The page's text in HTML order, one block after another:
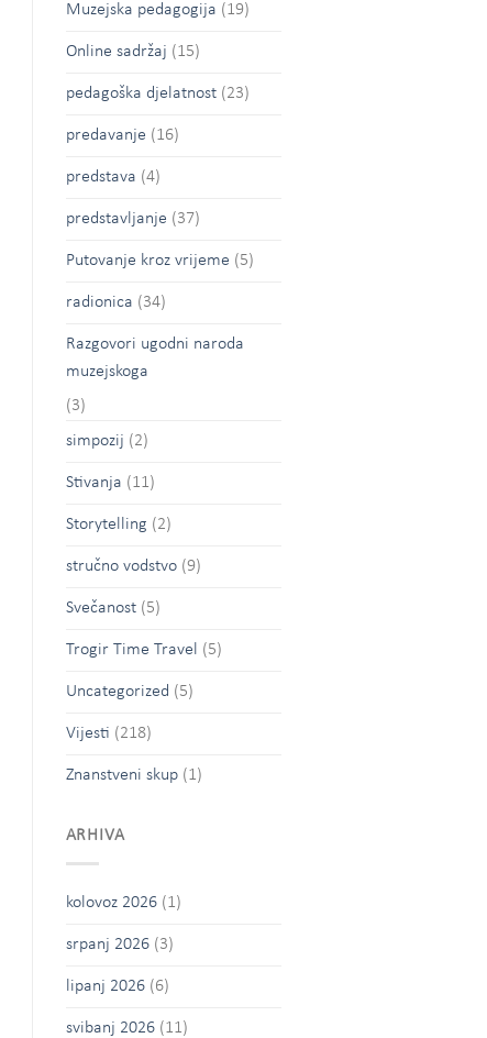
Muzejska pedagogija (19)
Online sadržaj (15)
pedagoška djelatnost(23)
predavanje (16)
predstava (4)
predstavljanje (37)
Putovanje kroz vrijeme (5)
radionica (34)
Razgovori ugodni naroda
muzejskoga
(3)
simpozij (2)
Stivanja (11)
Storytelling (2)
stručno vodstvo(9)
Svečanost(5)
Trogir Time Travel (5)
Uncategorized (5)
Vijesti (218)
Znanstveni skup(1)
ARHIVA
kolovoz 2026(1)
srpanj 2026(3)
lipanj 2026(6)
svibanj 2026(11)